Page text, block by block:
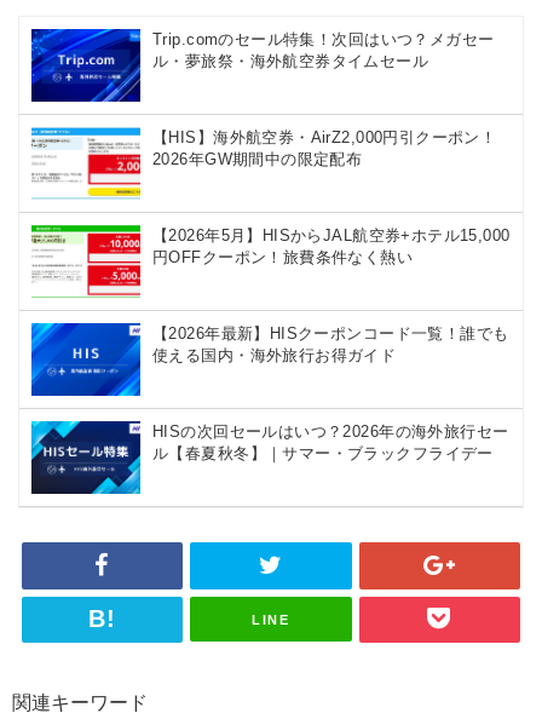
Trip.comのセール特集！次回はいつ？メガセー
ル・夢旅祭・海外航空券タイムセール
【HIS】海外航空券・AirZ2,000円引クーポン！
2026年GW期間中の限定配布
【2026年5月】HISからJAL航空券+ホテル15,000
円OFFクーポン！旅費条件なく熱い
【2026年最新】HISクーポンコード一覧！誰でも
使える国内・海外旅行お得ガイド
HISの次回セールはいつ？2026年の海外旅行セー
ル【春夏秋冬】｜サマー・ブラックフライデー
LINE
関連キーワード